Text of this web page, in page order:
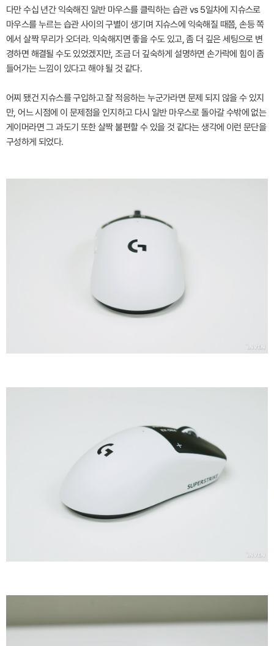
다만 수십 년간 익숙해진 일반 마우스를 클릭하는 습관 vs 5일차에 지슈스로
마우스를 누르는 습관 사이의 구별이 생기며 지슈스에 익숙해질 때쯤, 손등 쪽
에서 살짝 무리가 오더라. 익숙해지면 좋을 수도 있고, 좀 더 깊은 세팅으로 변
경하면 해결될 수도 있었겠지만, 조금 더 깊숙하게 설명하면 손가락에 힘이 좀
들어가는 느낌이 있다고 해야 될 것 같다.
어찌 됐건 지슈스를 구입하고 잘 적응하는 누군가라면 문제 되지 않을 수 있지
만, 어느 시점에 이 문제점을 인지하고 다시 일반 마우스로 돌아갈 수밖에 없는
게이머라면 그 과도기 또한 살짝 불편할 수 있을 것 같다는 생각에 이런 문단을
구성하게 되었다.